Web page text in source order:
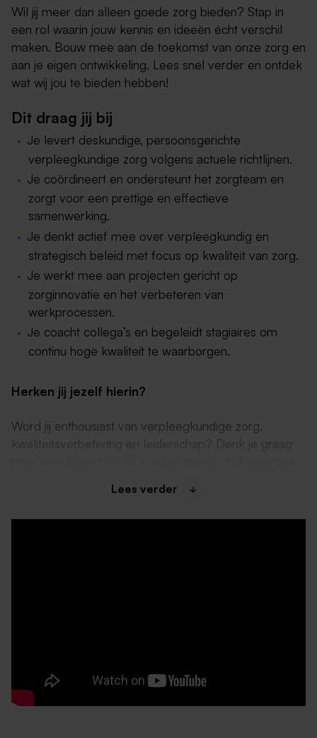
Wil jij meer dan alleen goede zorg bieden? Stap in
een rol waarin jouw kennis en ideeën écht verschil
maken. Bouw mee aan de toekomst van onze zorg en
aan je eigen ontwikkeling. Lees snel verder en ontdek
wat wij jou te bieden hebben!
Dit draag jij bij
Je levert deskundige, persoonsgerichte
verpleegkundige zorg volgens actuele richtlijnen.
Je coördineert en ondersteunt het zorgteam en
zorgt voor een prettige en effectieve
samenwerking.
Je denkt actief mee over verpleegkundig en
strategisch beleid met focus op kwaliteit van zorg.
Je werkt mee aan projecten gericht op
zorginnovatie en het verbeteren van
werkprocessen.
Je coacht collega’s en begeleidt stagiaires om
continu hoge kwaliteit te waarborgen.
Herken jij jezelf hierin?
Word jij enthousiast van verpleegkundige zorg,
kwaliteitsverbetering en leiderschap? Denk je graag
motiveren en coachen
Lees verder